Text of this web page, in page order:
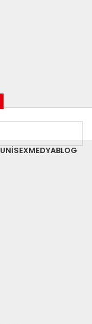
UNISEXMEDYABLOG